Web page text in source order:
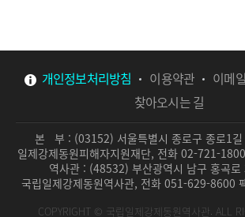
개인정보처리방침 이용약관
이메
찾아오시는 길
본 부 : (03152) 서울특별시 종로구 종로1길
일제강제동원피해자지원재단, 전화 02-721-
역사관 : (48532) 부산광역시 남구 홍곡
국립일제강제동원역사관, 전화 051-629-8600
COPYRIGHT © 국립일제강제동원역사관. ALL